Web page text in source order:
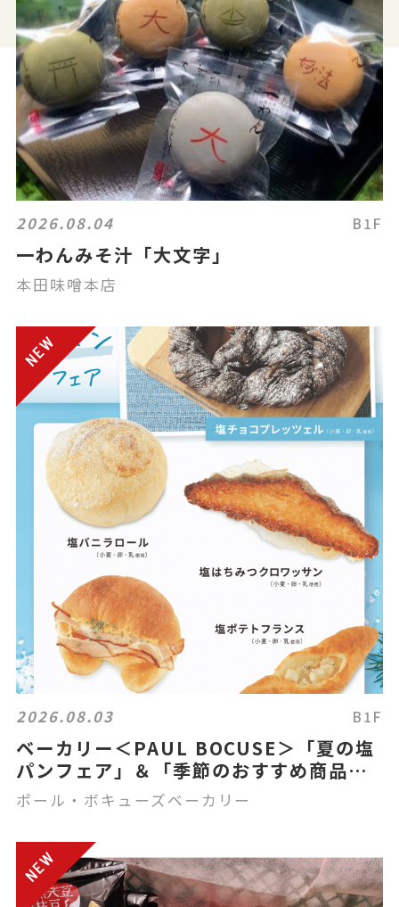
2026.08.04 B1F
一わんみそ汁「大文字」
本田味噌本店
2026.08.03 B1F
ベーカリー＜PAUL BOCUSE＞「夏の塩
パンフェア」＆「季節のおすすめ商品」
のご紹介✨
ポール・ボキューズベーカリー